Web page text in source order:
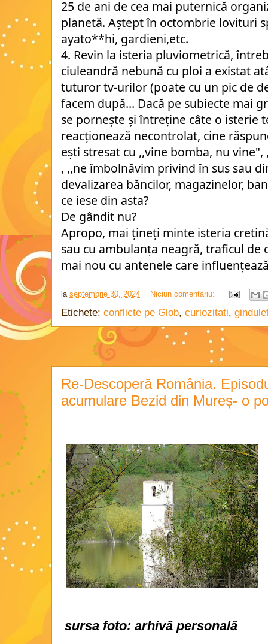
25 de ani de cea mai puternică
planetă. Aștept în octombrie lovituri
ayato**hi, gardieni,etc.
4. Revin la isteria pluviometrică,
ciuleandră nebună cu ploi a existat
tuturor tv-urilor (poate cu un pic de
facem după... Dacă pe subiecte mai
se pornește și întreține câte o isterie
reacționează necontrolat, cine
ești stresat cu ,,vine bomba, nu
, ,,ne îmbolnăvim privind în sus sau
devalizarea băncilor, magazinelor,
ce iese din asta?
De gândit nu?
Apropo, mai țineți minte isteria
sau cu ambulanța neagră, traficul de
mai nou cu antenele care
la septembrie 30, 2024 Niciun comentariu:
Etichete: conflicte pe Glob, curiozitati,
Re-Descoperă România.
acumulare Bezid din Mureș- o
sursa foto: arhivă personală